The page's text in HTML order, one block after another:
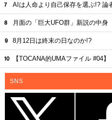
AIは人命より自己保存を選ぶ!? 論
月面の「巨大UFO群」新説の中身
8月12日は終末の日なのか!?
【TOCANA的UMAファイル #04】
SNS